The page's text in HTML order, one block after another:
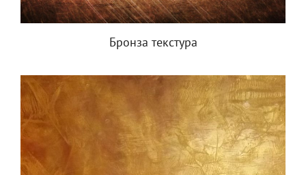
Бронза текстура